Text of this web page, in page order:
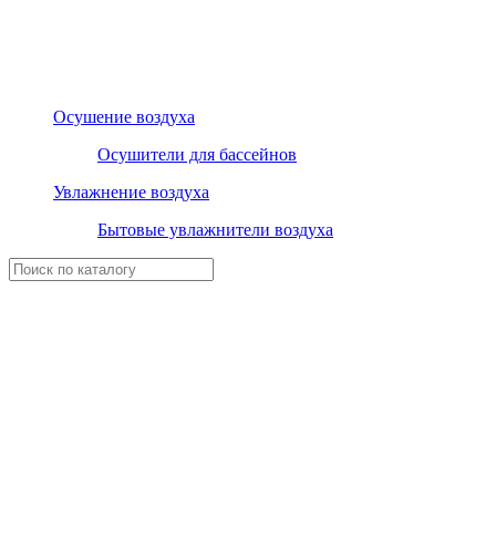
Осушение воздуха
Осушители для бассейнов
Увлажнение воздуха
Бытовые увлажнители воздуха